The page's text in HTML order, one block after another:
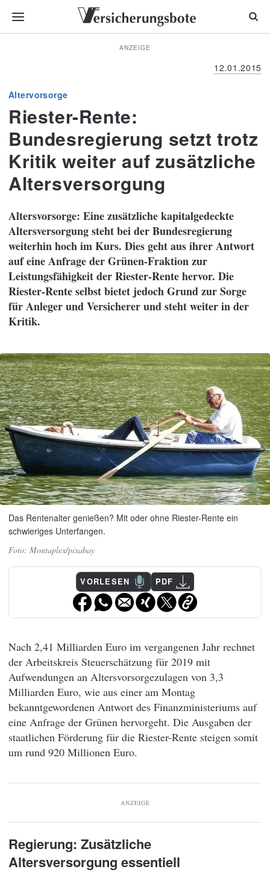
ANZEIGE
12.01.2015
Altervorsorge
Riester-Rente:
Bundesregierung setzt trotz
Kritik weiter auf zusätzliche
Altersversorgung
Altersvorsorge: Eine zusätzliche kapitalgedeckte
Altersversorgung steht bei der Bundesregierung
weiterhin hoch im Kurs. Dies geht aus ihrer Antwort
auf eine Anfrage der Grünen-Fraktion zur
Leistungsfähigkeit der Riester-Rente hervor. Die
Riester-Rente selbst bietet jedoch Grund zur Sorge
für Anleger und Versicherer und steht weiter in der
Kritik.
Das Rentenalter genießen? Mit oder ohne Riester-Rente ein
schwieriges Unterfangen.
Montaplex/pixabay
VORLESEN PDF
Nach 2,41 Milliarden Euro im vergangenen Jahr rechnet
der Arbeitskreis Steuerschätzung für 2019 mit
Aufwendungen an Altersvorsorgezulagen von 3,3
Milliarden Euro, wie aus einer am Montag
bekanntgewordenen Antwort des Finanzministeriums auf
eine Anfrage der Grünen hervorgeht. Die Ausgaben der
staatlichen Förderung für die Riester-Rente steigen somit
um rund 920 Millionen Euro.
ANZEIGE
Regierung: Zusätzliche
Altersversorgung essentiell